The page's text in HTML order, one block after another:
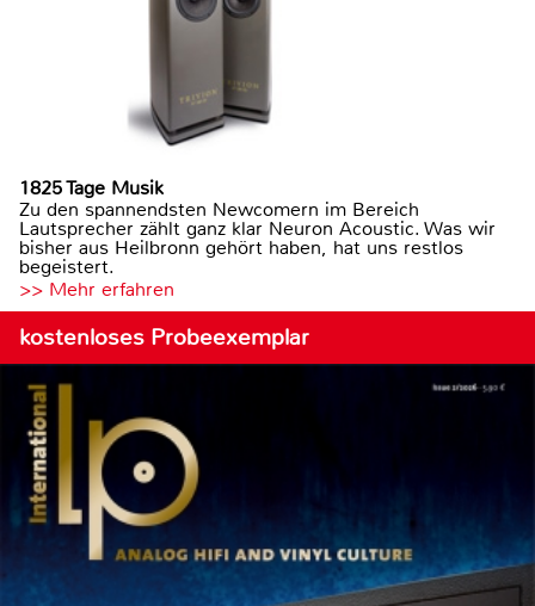
1825 Tage Musik
Zu den spannendsten Newcomern im Bereich
Lautsprecher zählt ganz klar Neuron Acoustic. Was wir
bisher aus Heilbronn gehört haben, hat uns restlos
begeistert.
>> Mehr erfahren
kostenloses Probeexemplar